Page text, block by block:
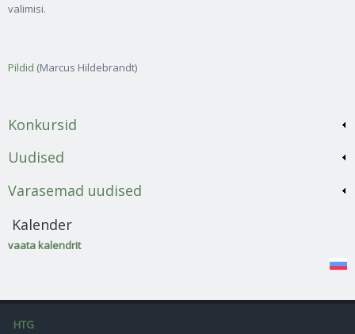
valimisi.
Pildid (Marcus Hildebrandt)
Konkursid
Uudised
Varasemad uudised
Kalender
vaata kalendrit
HTG